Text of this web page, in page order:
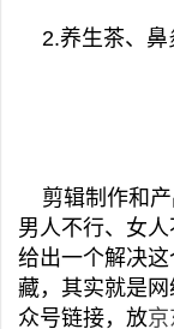
2.养生茶、鼻
剪辑制作和产
男人不行、女
给出一个解决
藏，其实就是
众号链接，放京